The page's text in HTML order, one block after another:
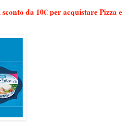
da 10€ per acquistare Pizza e